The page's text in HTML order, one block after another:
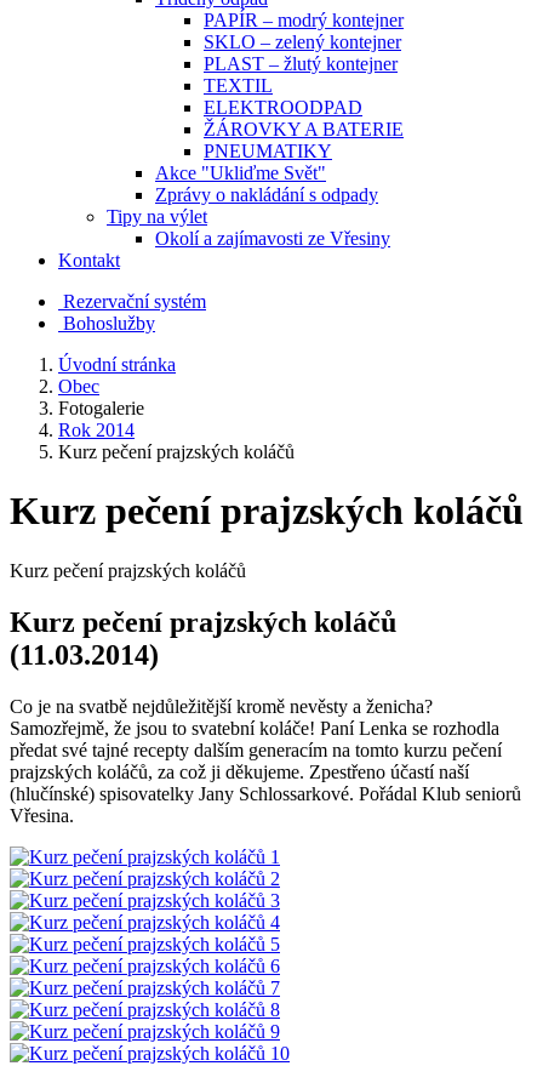
PAPÍR – modrý kontejner
SKLO – zelený kontejner
PLAST – žlutý kontejner
TEXTIL
ELEKTROODPAD
ŽÁROVKY A BATERIE
PNEUMATIKY
Akce "Ukliďme Svět"
Zprávy o nakládání s odpady
Tipy na výlet
Okolí a zajímavosti ze Vřesiny
Kontakt
Rezervační systém
Bohoslužby
Úvodní stránka
Obec
Fotogalerie
Rok 2014
Kurz pečení prajzských koláčů
Kurz pečení prajzských koláčů
Kurz pečení prajzských koláčů
Kurz pečení prajzských koláčů
(11.03.2014)
Co je na svatbě nejdůležitější kromě nevěsty a ženicha?
Samozřejmě, že jsou to svatební koláče! Paní Lenka se rozhodla
předat své tajné recepty dalším generacím na tomto kurzu pečení
prajzských koláčů, za což ji děkujeme. Zpestřeno účastí naší
(hlučínské) spisovatelky Jany Schlossarkové. Pořádal Klub seniorů
Vřesina.